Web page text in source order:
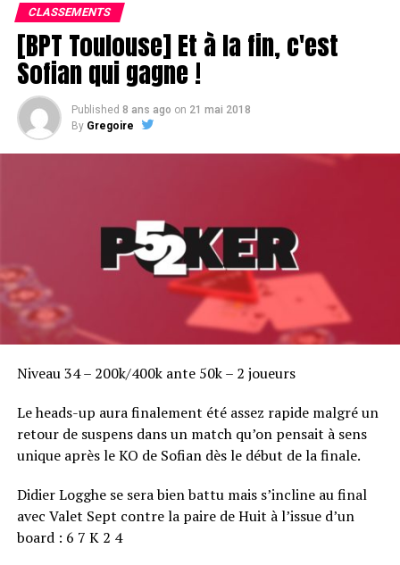
CLASSEMENTS
[BPT Toulouse] Et à la fin, c'est
Sofian qui gagne !
Published 8 ans ago on 21 mai 2018
By Gregoire
Niveau 34 – 200k/400k ante 50k – 2 joueurs
Le heads-up aura finalement été assez rapide malgré un
retour de suspens dans un match qu’on pensait à sens
unique après le KO de Sofian dès le début de la finale.
Didier Logghe se sera bien battu mais s’incline au final
avec Valet Sept contre la paire de Huit à l’issue d’un
board : 6 7 K 2 4